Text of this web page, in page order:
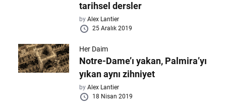
tarihsel dersler
byAlex Lantier
25 Aralık 2019
Her Daim
Notre-Dame’ı yakan, Palmira’yı
yıkan aynı zihniyet
byAlex Lantier
18 Nisan 2019